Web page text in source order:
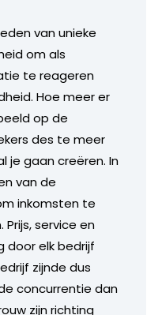
van unieke
om als
te reageren
Hoe meer er
op de
des te meer
je gaan creëren. In
van de
inkomsten te
Prijs, service en
door elk bedrijf
zijnde dus
concurrentie dan
zijn richting